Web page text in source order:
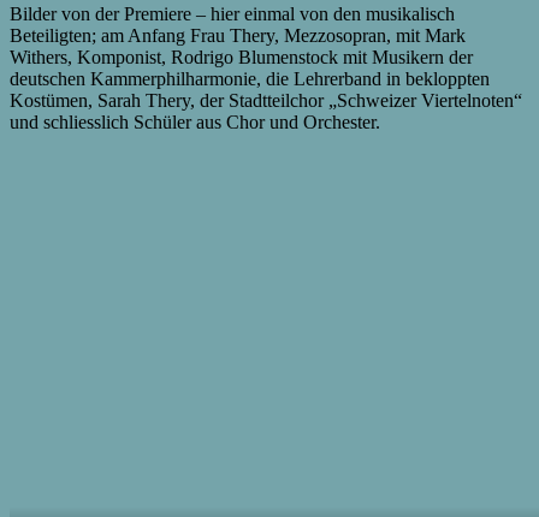
Bilder von der Premiere – hier einmal von den musikalisch
Beteiligten; am Anfang Frau Thery, Mezzosopran, mit Mark
Withers, Komponist, Rodrigo Blumenstock mit Musikern der
deutschen Kammerphilharmonie, die Lehrerband in bekloppten
Kostümen, Sarah Thery, der Stadtteilchor „Schweizer Viertelnoten“
und schliesslich Schüler aus Chor und Orchester.